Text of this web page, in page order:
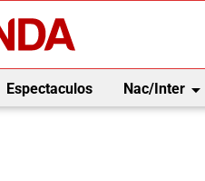
Espectaculos Nac/Interarrow_drop_down